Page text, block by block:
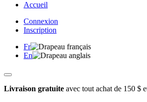
Accueil
Connexion
Inscription
Fr
En
Livraison gratuite avec tout achat de 150 $